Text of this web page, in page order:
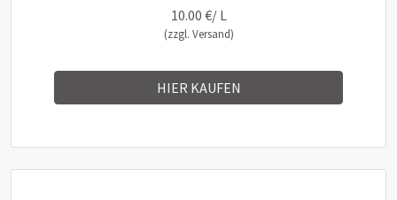
10.00 €/ L
(zzgl. Versand)
HIER KAUFEN